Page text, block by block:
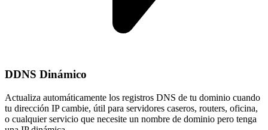
DDNS Dinámico
Actualiza automáticamente los registros DNS de tu dominio cuando
tu dirección IP cambie, útil para servidores caseros, routers, oficina,
o cualquier servicio que necesite un nombre de dominio pero tenga